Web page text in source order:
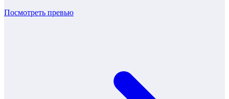
Посмотреть превью